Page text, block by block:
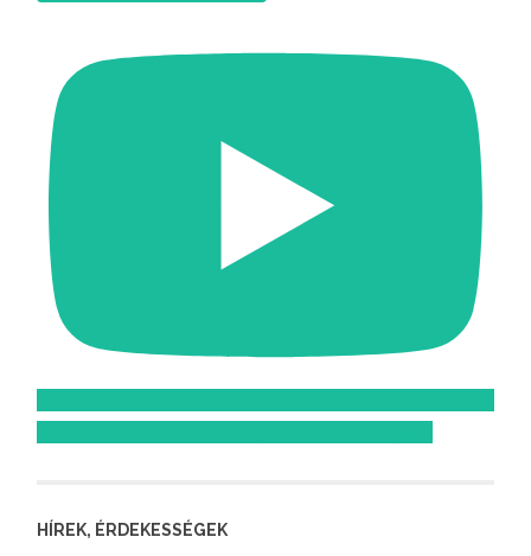
HÍREK, ÉRDEKESSÉGEK